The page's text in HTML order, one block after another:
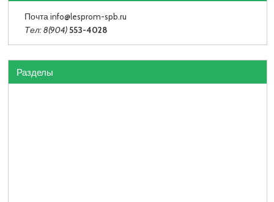
Почта info@lesprom-spb.ru
Тел: 8(904) 553-4028
Разделы